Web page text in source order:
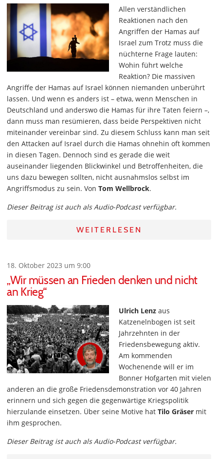
Allen verständlichen
Reaktionen nach den
Angriffen der Hamas auf
Israel zum Trotz muss die
nüchterne Frage lauten:
Wohin führt welche
Reaktion? Die massiven
Angriffe der Hamas auf Israel können niemanden unberührt
lassen. Und wenn es anders ist – etwa, wenn Menschen in
Deutschland und anderswo die Hamas für ihre Taten feiern –,
dann muss man resümieren, dass beide Perspektiven nicht
miteinander vereinbar sind. Zu diesem Schluss kann man seit
den Attacken auf Israel durch die Hamas ohnehin oft kommen
in diesen Tagen. Dennoch sind es gerade die weit
auseinander liegenden Blickwinkel und Betroffenheiten, die
uns dazu bewegen sollten, nicht ausnahmslos selbst im
Angriffsmodus zu sein. Von Tom Wellbrock.
Dieser Beitrag ist auch als Audio-Podcast verfügbar.
WEITERLESEN
18. Oktober 2023 um 9:00
„Wir müssen an Frieden denken und nicht
an Krieg“
Ulrich Lenz aus
Katzenelnbogen ist seit
Jahrzehnten in der
Friedensbewegung aktiv.
Am kommenden
Wochenende will er im
Bonner Hofgarten mit vielen
anderen an die große Friedensdemonstration vor 40 Jahren
erinnern und sich gegen die gegenwärtige Kriegspolitik
hierzulande einsetzen. Über seine Motive hat Tilo Gräser mit
ihm gesprochen.
Dieser Beitrag ist auch als Audio-Podcast verfügbar.